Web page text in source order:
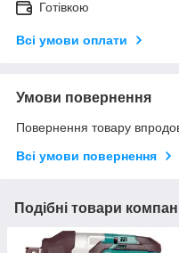
Готівкою
Всі умови оплати
Умови повернення
Повернення товару
Всі умови повернення
Подібні товари